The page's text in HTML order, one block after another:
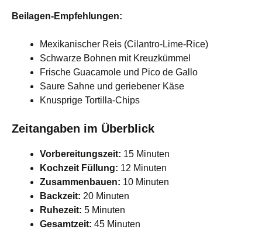
Beilagen-Empfehlungen:
Mexikanischer Reis (Cilantro-Lime-Rice)
Schwarze Bohnen mit Kreuzkümmel
Frische Guacamole und Pico de Gallo
Saure Sahne und geriebener Käse
Knusprige Tortilla-Chips
Zeitangaben im Überblick
Vorbereitungszeit: 15 Minuten
Kochzeit Füllung: 12 Minuten
Zusammenbauen: 10 Minuten
Backzeit: 20 Minuten
Ruhezeit: 5 Minuten
Gesamtzeit: 45 Minuten